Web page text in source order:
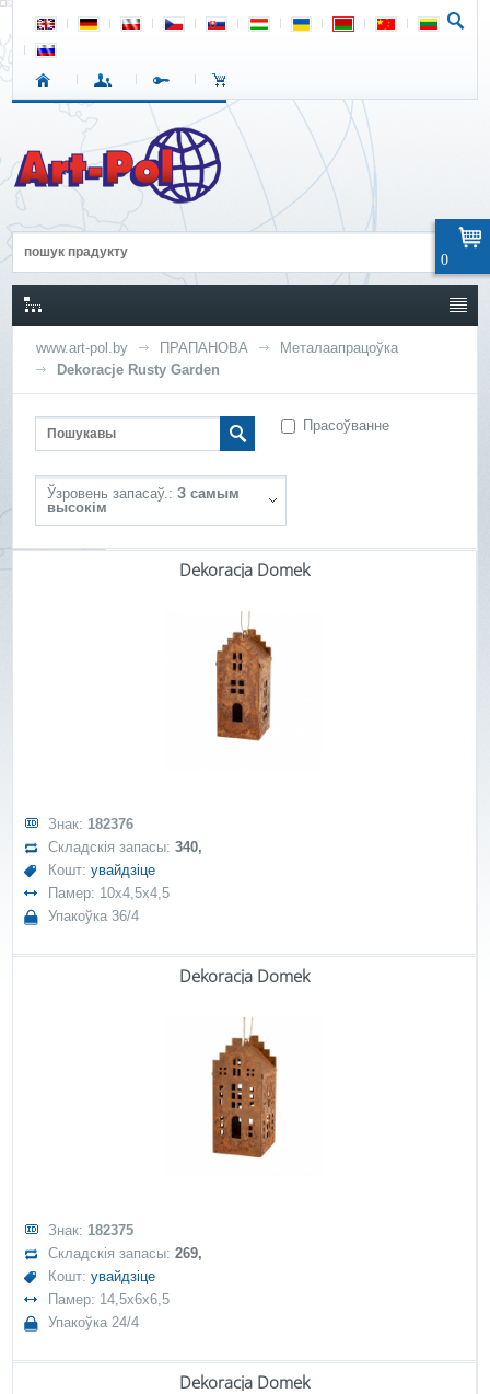
www.art-pol.by ПРАПАНОВА
Металаапрацоўка
Dekoracje Rusty Garden
Прасоўванне
Ўзровень запасаў.: З самым
высокім
Dekoracja Domek
Знак: 182376
Складскія запасы:340,
Кошт:увайдзіце
Памер: 10x4,5x4,5
Упакоўка 36/4
Dekoracja Domek
Знак: 182375
Складскія запасы:269,
Кошт:увайдзіце
Памер: 14,5x6x6,5
Упакоўка 24/4
Dekoracja Domek
0